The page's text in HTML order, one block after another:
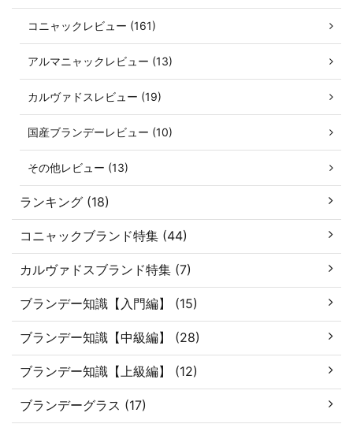
コニャックレビュー (161)
アルマニャックレビュー (13)
カルヴァドスレビュー (19)
国産ブランデーレビュー (10)
その他レビュー (13)
ランキング (18)
コニャックブランド特集 (44)
カルヴァドスブランド特集 (7)
ブランデー知識【入門編】 (15)
ブランデー知識【中級編】 (28)
ブランデー知識【上級編】 (12)
ブランデーグラス (17)